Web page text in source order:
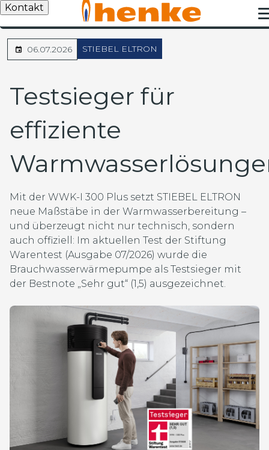
Kontakt
06.07.2026 STIEBEL ELTRON
Testsieger für
effiziente
Mit der WWK-I 300 Plus setzt STIEBEL ELTRON
neue Maßstäbe in der Warmwasserbereitung –
und überzeugt nicht nur technisch, sondern
auch offiziell: Im aktuellen Test der Stiftung
Warentest (Ausgabe 07/2026) wurde die
Brauchwasserwärmepumpe als Testsieger mit
der Bestnote „Sehr gut“ (1,5) ausgezeichnet.